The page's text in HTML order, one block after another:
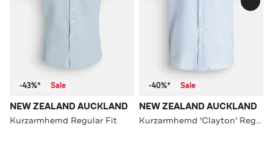
-43%* Sale
NEW ZEALAND AUCKLAND
Kurzarmhemd Regular Fit
-40%* Sale
NEW ZEALAND AUCKLAND
Kurzarmhemd 'Clayton' Regular Fit